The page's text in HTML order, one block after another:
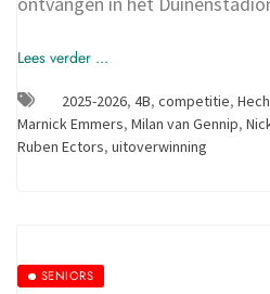
Lees verder ...
2025-2026, 4B, competitie,
Marnick Emmers, Milan van Gennip,
Ruben Ectors, uitoverwinning
SENIORS